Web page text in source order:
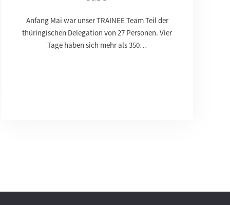
Anfang Mai war unser TRAINEE Team Teil der
thüringischen Delegation von 27 Personen. Vier
Tage haben sich mehr als 350…